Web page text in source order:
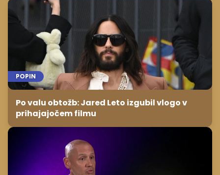
POPIN
Po valu obtožb: Jared Leto izgubil vlogo v
prihajajočem filmu